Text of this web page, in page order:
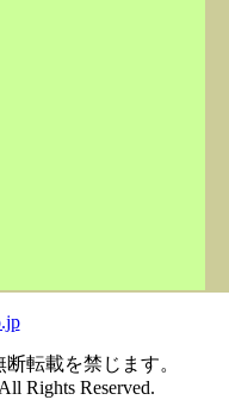
転載を禁じます。
Rights Reserved.